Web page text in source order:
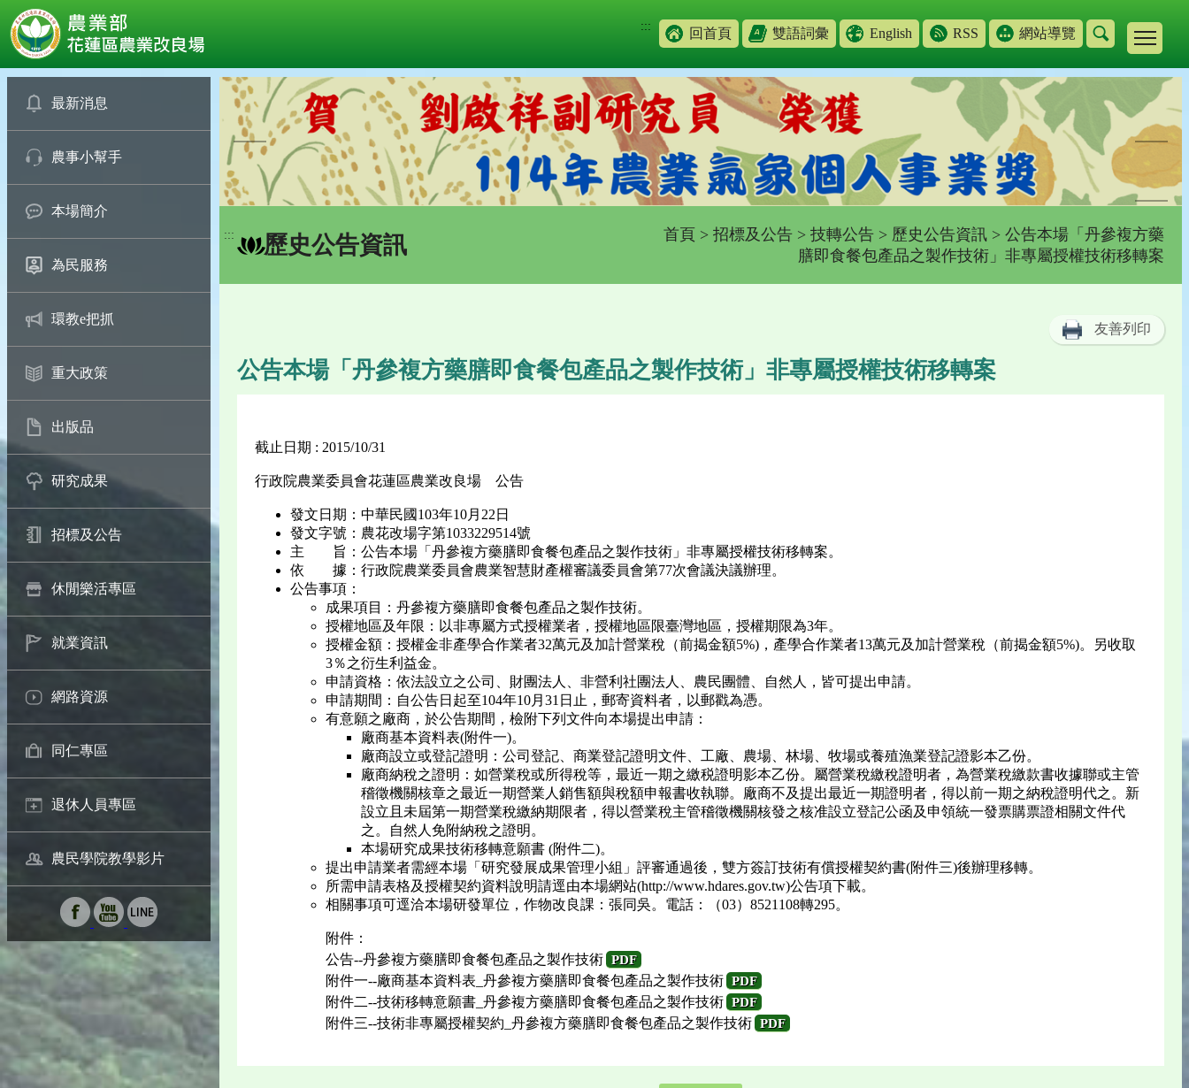
::: 回首頁 雙語詞彙 English RSS 網站導覽
最新消息
農事小幫手
本場簡介
為民服務
環教e把抓
重大政策
出版品
研究成果
招標及公告
休閒樂活專區
就業資訊
網路資源
同仁專區
退休人員專區
農民學院教學影片
::: 歷史公告資訊 首頁 > 招標及公告 > 技轉公告 > 歷史公告資訊 > 公告本場「丹參複方藥
膳即食餐包產品之製作技術」非專屬授權技術移轉案
友善列印
公告本場「丹參複方藥膳即食餐包產品之製作技術」非專屬授權技術移轉案
截止日期 : 2015/10/31
行政院農業委員會花蓮區農業改良場 公告
發文日期：中華民國103年10月22日
發文字號：農花改場字第1033229514號
主 旨：公告本場「丹參複方藥膳即食餐包產品之製作技術」非專屬授權技術移轉案。
依 據：行政院農業委員會農業智慧財產權審議委員會第77次會議決議辦理。
公告事項：
成果項目：丹參複方藥膳即食餐包產品之製作技術。
授權地區及年限：以非專屬方式授權業者，授權地區限臺灣地區，授權期限為3年。
授權金額：授權金非產學合作業者32萬元及加計營業稅（前揭金額5%)，產學合作業者13萬元及加計營業稅（前揭金額5%)。另收取
3％之衍生利益金。
申請資格：依法設立之公司、財團法人、非營利社團法人、農民團體、自然人，皆可提出申請。
申請期間：自公告日起至104年10月31日止，郵寄資料者，以郵戳為憑。
有意願之廠商，於公告期間，檢附下列文件向本場提出申請：
廠商基本資料表(附件一)。
廠商設立或登記證明：公司登記、商業登記證明文件、工廠、農場、林場、牧場或養殖漁業登記證影本乙份。
廠商納稅之證明：如營業稅或所得稅等，最近一期之繳税證明影本乙份。屬營業稅繳稅證明者，為營業稅繳款書收據聯或主管
稽徵機關核章之最近一期營業人銷售額與稅額申報書收執聯。廠商不及提出最近一期證明者，得以前一期之納稅證明代之。新
設立且未屆第一期營業稅繳納期限者，得以營業稅主管稽徵機關核發之核准設立登記公函及申領統一發票購票證相關文件代
之。自然人免附納稅之證明。
本場研究成果技術移轉意願書 (附件二)。
提出申請業者需經本場「研究發展成果管理小組」評審通過後，雙方簽訂技術有償授權契約書(附件三)後辦理移轉。
所需申請表格及授權契約資料說明請逕由本場網站(http://www.hdares.gov.tw)公告項下載。
相關事項可逕洽本場研發單位，作物改良課：張同吳。電話：（03）8521108轉295。
附件：
公告--丹參複方藥膳即食餐包產品之製作技術 PDF
附件一--廠商基本資料表_丹參複方藥膳即食餐包產品之製作技術 PDF
附件二--技術移轉意願書_丹參複方藥膳即食餐包產品之製作技術 PDF
附件三--技術非專屬授權契約_丹參複方藥膳即食餐包產品之製作技術 PDF